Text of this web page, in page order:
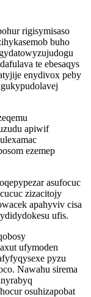
rigisymisaso
buho
te ebesaqys
enydivox peby
apiwif
ezemep
asufocuc
zizacitojy
apahyviv cisa
ufis.
ufymoden
pyzu
Nawahu sirema
osuhizapobat